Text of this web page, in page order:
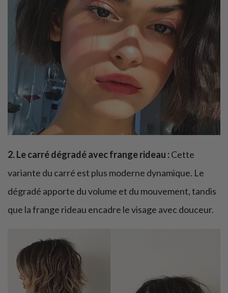
2. Le carré dégradé avec frange rideau :Cette
variante du carré est plus moderne dynamique. Le
dégradé apporte du volume et du mouvement, tandis
que la frange rideau encadre le visage avec douceur.